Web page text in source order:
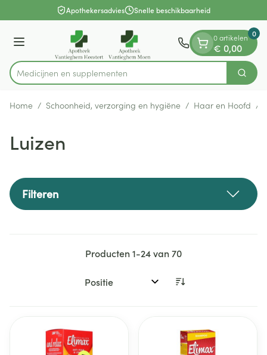
Ga naar de inhoudApothekersadvies Snelle beschikbaarheid
Menu
Product, merk, categorie...
Medicijn Zoek
0 artikelen
€ 0,00
0
Home / Schoonheid, verzorging en hygiëne / Haar en Hoofd /
Luizen
Filteren
Producten1-24van70
Sorteer op: